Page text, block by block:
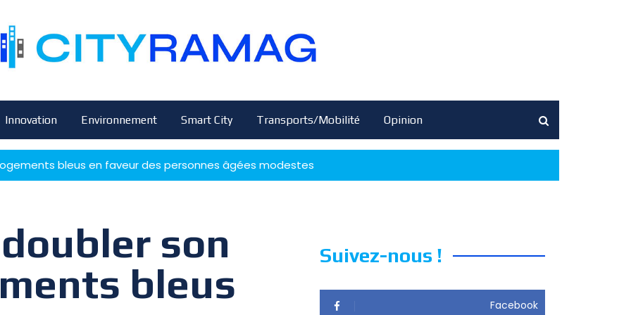
Innovation Environnement Smart City Transports/Mobilité Opinion
bleus en faveur des personnes âgées modestes
son
bleus
Suivez-nous !
Facebook